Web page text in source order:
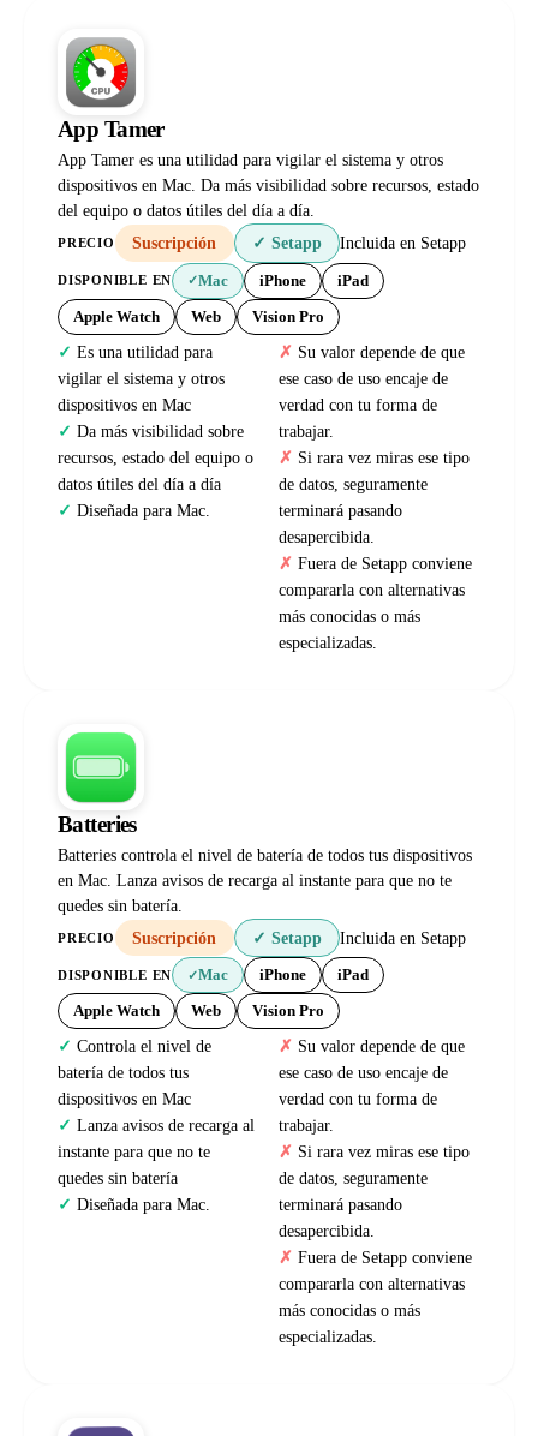
App Tamer
App Tamer es una utilidad para vigilar el sistema y otros
dispositivos en Mac. Da más visibilidad sobre recursos, estado
del equipo o datos útiles del día a día.
PRECIO Suscripción ✓ Setapp Incluida en Setapp
DISPONIBLE EN ✓Mac iPhone iPad
Apple Watch Web Vision Pro
Es una utilidad para
vigilar el sistema y otros
dispositivos en Mac
Da más visibilidad sobre
recursos, estado del equipo o
datos útiles del día a día
Diseñada para Mac.
Su valor depende de que
ese caso de uso encaje de
verdad con tu forma de
trabajar.
Si rara vez miras ese tipo
de datos, seguramente
terminará pasando
desapercibida.
Fuera de Setapp conviene
compararla con alternativas
más conocidas o más
especializadas.
Batteries
Batteries controla el nivel de batería de todos tus dispositivos
en Mac. Lanza avisos de recarga al instante para que no te
quedes sin batería.
PRECIO Suscripción ✓ Setapp Incluida en Setapp
DISPONIBLE EN ✓Mac iPhone iPad
Apple Watch Web Vision Pro
Controla el nivel de
batería de todos tus
dispositivos en Mac
Lanza avisos de recarga al
instante para que no te
quedes sin batería
Diseñada para Mac.
Su valor depende de que
ese caso de uso encaje de
verdad con tu forma de
trabajar.
Si rara vez miras ese tipo
de datos, seguramente
terminará pasando
desapercibida.
Fuera de Setapp conviene
compararla con alternativas
más conocidas o más
especializadas.